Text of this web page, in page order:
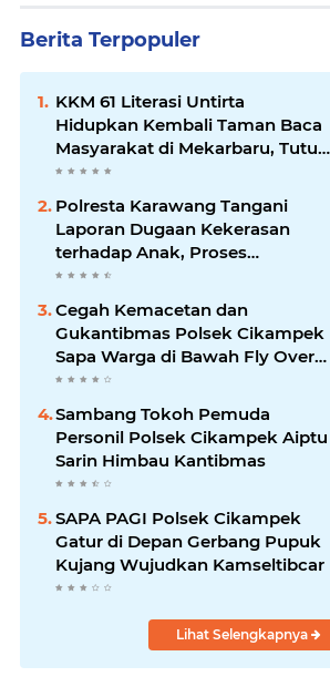
Berita Terpopuler
KKM 61 Literasi Untirta
Hidupkan Kembali Taman Baca
Masyarakat di Mekarbaru, Tutup
Program dengan Festival
Literasi
Polresta Karawang Tangani
Laporan Dugaan Kekerasan
terhadap Anak, Proses
Penyelidikan Dilakukan Satres
PPA dan PPO
Cegah Kemacetan dan
Gukantibmas Polsek Cikampek
Sapa Warga di Bawah Fly Over
Cikampek
Sambang Tokoh Pemuda
Personil Polsek Cikampek Aiptu
Sarin Himbau Kantibmas
SAPA PAGI Polsek Cikampek
Gatur di Depan Gerbang Pupuk
Kujang Wujudkan Kamseltibcar
Lihat Selengkapnya